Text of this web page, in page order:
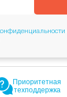
Приоритетная
техподдержка